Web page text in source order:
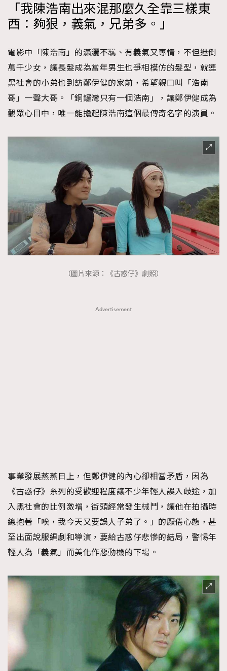
TRENDING
「我陳浩南出來混那麼久全靠三樣東
西：夠狠，義氣，兄弟多。」
電影中「陳浩南」的瀟灑不羈、有義氣又專情，不但迷倒
萬千少女，讓長髮成為當年男生也爭相模仿的髮型，就連
黑社會的小弟也到訪鄭伊健的家前，希望親口叫「浩南
哥」一聲大哥。「銅鑼灣只有一個浩南」，讓鄭伊健成為
觀眾心目中，唯一能擔起陳浩南這個最傳奇名字的演員。
（圖片來源：《古惑仔》劇照）
Advertisement
事業發展蒸蒸日上，但鄭伊健的內心卻相當矛盾，因為
《古惑仔》糸列的受歡迎程度讓不少年輕人誤入歧途，加
入黑社會的比例激增，街頭經常發生械鬥，讓他在拍攝時
總抱著「唉，我今天又要誤人子弟了。」的厭倦心態，甚
至出面說服編劇和導演，要給古惑仔悲慘的結局，警惕年
輕人為「義氣」而美化作惡動機的下場。